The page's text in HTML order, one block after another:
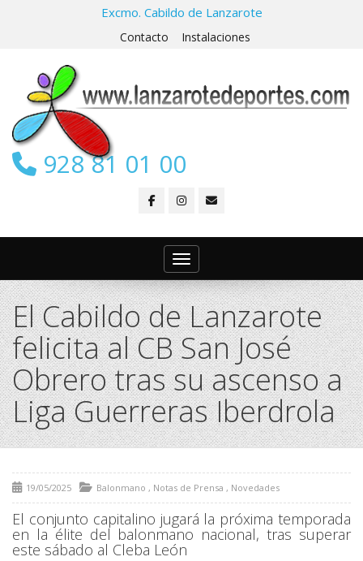
Excmo. Cabildo de Lanzarote
Contacto Instalaciones
928 81 01 00
Toggle navigation
El Cabildo de Lanzarote
felicita al CB San José
Obrero tras su ascenso a
Liga Guerreras Iberdrola
19/05/2025 Balonmano , Notas de Prensa , Novedades
El conjunto capitalino jugará la próxima temporada
en la élite del balonmano nacional, tras superar
este sábado al Cleba León